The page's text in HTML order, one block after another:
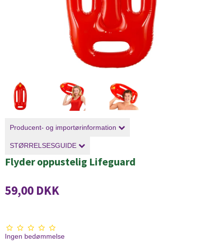
Producent- og importørinformation
STØRRELSESGUIDE
Flyder oppustelig Lifeguard
59,00 DKK
Ingen bedømmelse